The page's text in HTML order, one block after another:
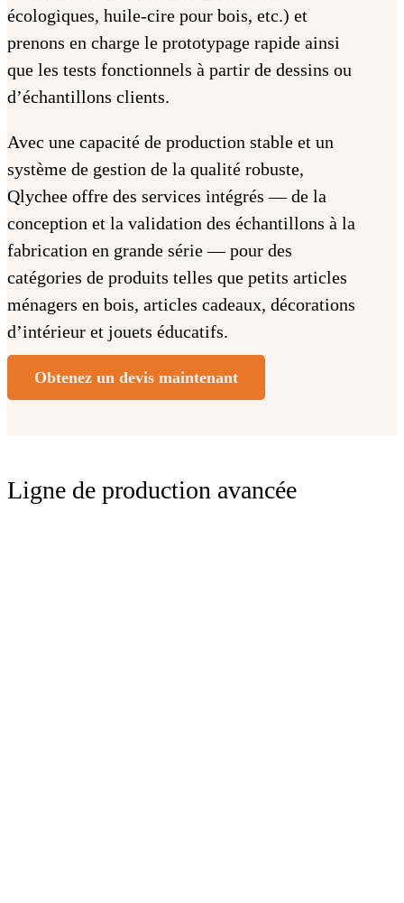
écologiques, huile-cire pour bois, etc.) et
prenons en charge le prototypage rapide ainsi
que les tests fonctionnels à partir de dessins ou
d’échantillons clients.
Avec une capacité de production stable et un
système de gestion de la qualité robuste,
Qlychee offre des services intégrés — de la
conception et la validation des échantillons à la
fabrication en grande série — pour des
catégories de produits telles que petits articles
ménagers en bois, articles cadeaux, décorations
d’intérieur et jouets éducatifs.
Obtenez un devis maintenant
Ligne de production avancée